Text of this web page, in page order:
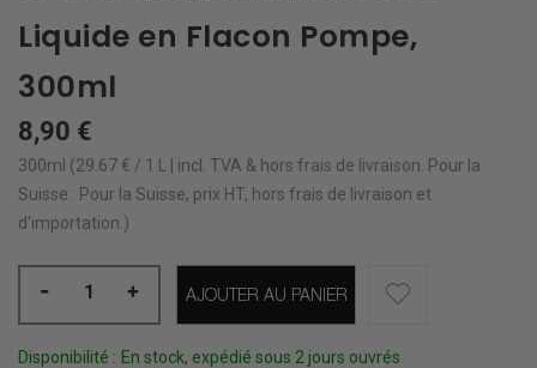
Liquide en Flacon Pompe,
300ml
8,90 €
300ml (29.67 € / 1 L | incl. TVA & hors frais de livraison Pour la
Suisse : Pour la Suisse, prix HT, hors frais de livraison et
d'importation.)
- + AJOUTER AU PANIER
Disponibilité : En stock, expédié sous 2 jours ouvrés